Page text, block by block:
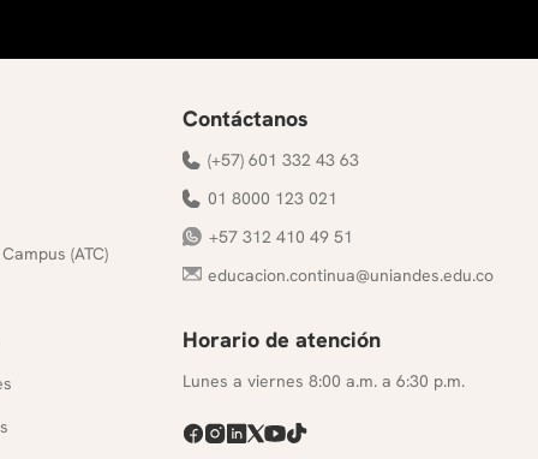
(ATC)
Contáctanos
(+57) 601 332 43 63
01 8000 123 021
+57 312 410 49 51
educacion.continua@uniandes.edu.co
Horario de atención
Lunes a viernes 8:00 a.m. a 6:30 p.m.